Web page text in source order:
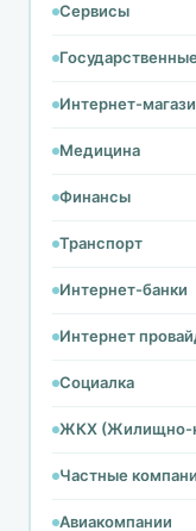
Сервисы
Интернет-
Медицина
Финансы
Транспорт
Интернет-банки
Интернет
Социалка
ЖКХ (Жилищно-
Частные
Авиакомпании